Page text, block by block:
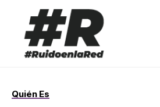
Quién Es